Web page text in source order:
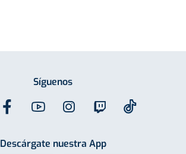
Síguenos
Descárgate nuestra App